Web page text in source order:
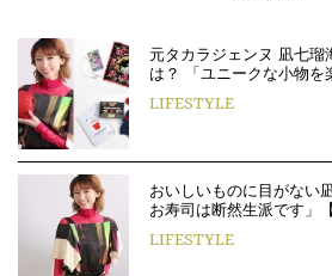
元タカラジェンヌ 凪七瑠
は？ 「ユニークな小物
LIFESTYLE
おいしいものに目がない
お寿司は断然生派です」
LIFESTYLE